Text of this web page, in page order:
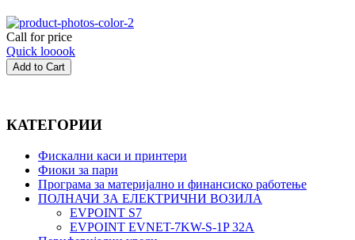
Call for price
Quick looook
КАТЕГОРИИ
Фискални каси и принтери
Фиоки за пари
Програма за материјално и финансиско работење
ПОЛНАЧИ ЗА ЕЛЕКТРИЧНИ ВОЗИЛА
EVPOINT S7
EVPOINT EVNET-7KW-S-1P 32A